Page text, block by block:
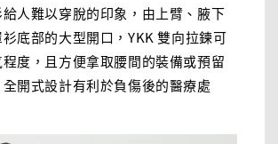
人難以穿脫的印象，由上臂、腋下
底部的大型開口，YKK 雙向拉鍊可
度，且方便拿取腰間的裝備或預留
開式設計有利於負傷後的醫療處